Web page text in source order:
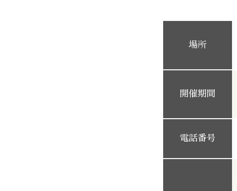
場所
開催期間
電話番号